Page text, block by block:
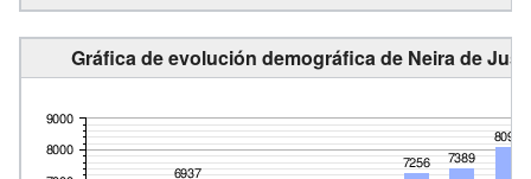
Gráfica de evolución demográfica de Neira de